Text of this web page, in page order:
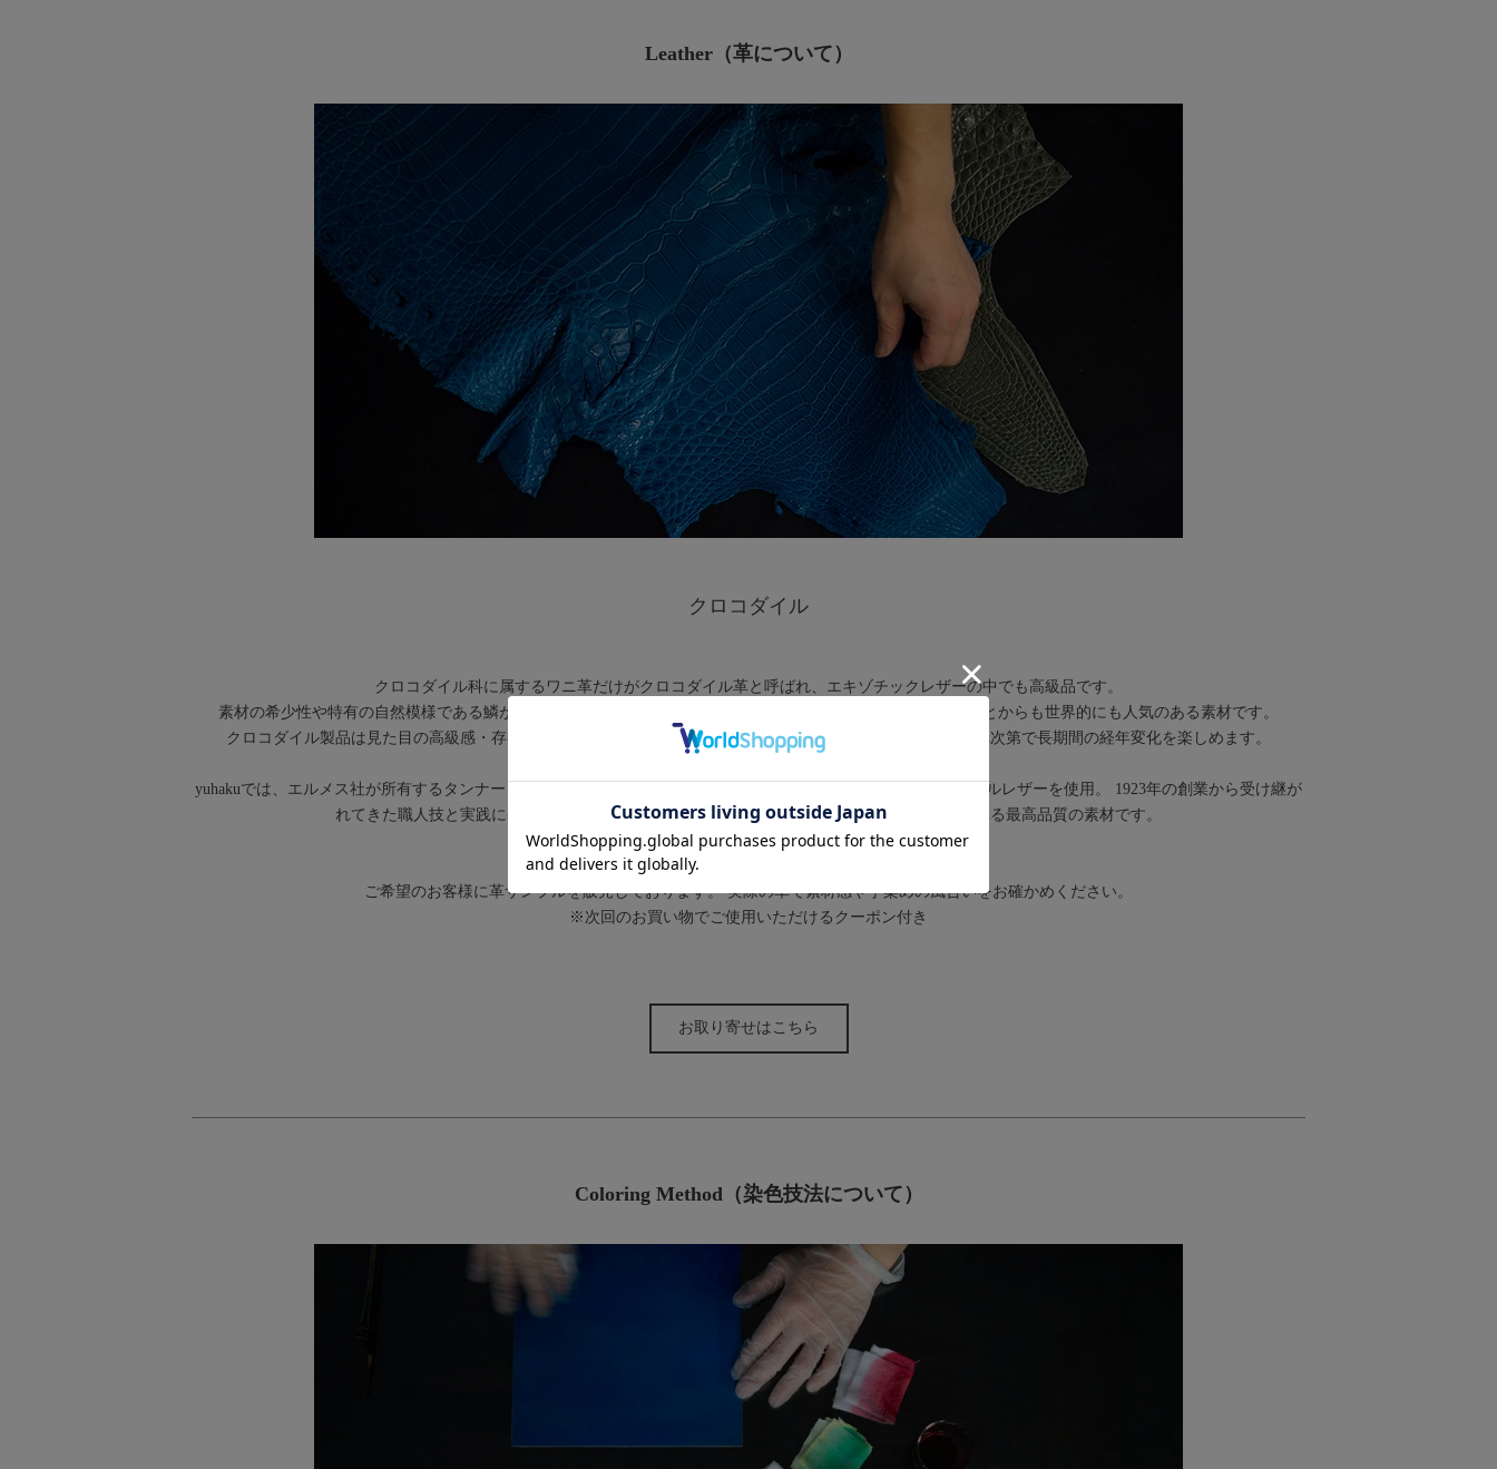
Leather（革について）
クロコダイル
クロコダイル科に属するワニ革だけがクロコダイル革と呼ばれ、エキゾチックレザーの中でも高級品です。
素材の希少性や特有の自然模様である鱗が小さく規則正しいため革製品にすると非常にきれいな模様になることからも世界的にも人気のある素材です。
クロコダイル製品は見た目の高級感・存在感だけでなく、牛革よりも強度があると言われているのでお手入れ次第で長期間の経年変化を楽しめます。
yuhakuでは、エルメス社が所有するタンナー H.C.P(エルメス・キュイール・プレシュー )社の手掛けるクロコダイルレザーを使用。 1923年の創業から受け継が
れてきた職人技と実践に基づく深い知識、そして皮革に向き合う真摯な想いにより生み出される最高品質の素材です。
ご希望のお客様に革サンプルを販売しております。 実際の革で素材感や手染めの風合いをお確かめください。
※次回のお買い物でご使用いただけるクーポン付き
お取り寄せはこちら
Coloring Method（染色技法について）